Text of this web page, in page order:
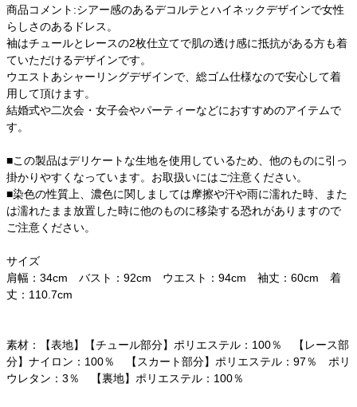
商品コメント:シアー感のあるデコルテとハイネックデザインで女性
らしさのあるドレス。
袖はチュールとレースの2枚仕立てで肌の透け感に抵抗がある方も着
ていただけるデザインです。
ウエストあシャーリングデザインで、総ゴム仕様なので安心して着
用して頂けます。
結婚式や二次会・女子会やパーティーなどにおすすめのアイテムで
す。
■この製品はデリケートな生地を使用しているため、他のものに引っ
掛かりやすくなっています。お取扱いにはご注意ください。
■染色の性質上、濃色に関しましては摩擦や汗や雨に濡れた時、また
は濡れたまま放置した時に他のものに移染する恐れがありますので
ご注意ください。
サイズ
肩幅：34cm バスト：92cm ウエスト：94cm 袖丈：60cm 着
丈：110.7cm
素材：【表地】【チュール部分】ポリエステル：100％ 【レース部
分】ナイロン：100％ 【スカート部分】ポリエステル：97％ ポリ
ウレタン：3％ 【裏地】ポリエステル：100％